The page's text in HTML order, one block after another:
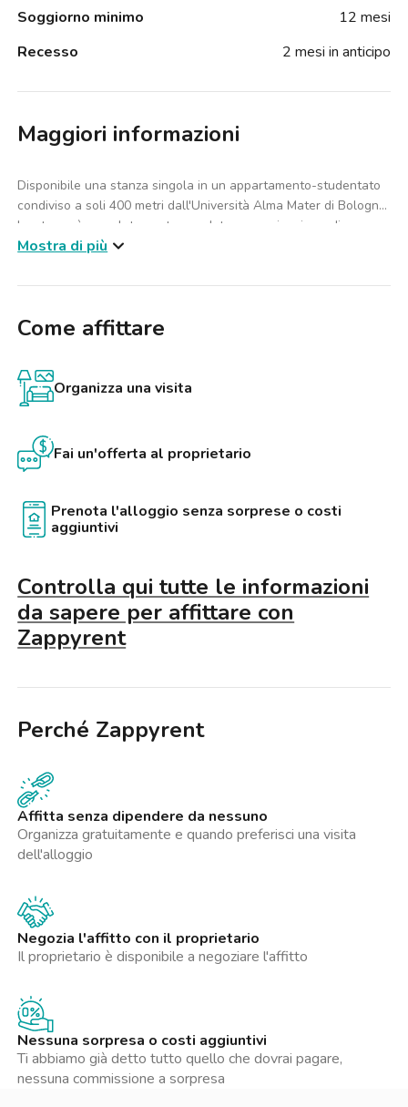
Soggiorno minimo
12 mesi
Recesso
2 mesi in anticipo
Maggiori informazioni
Disponibile una stanza singola in un appartamento-studentato
condiviso a soli 400 metri dall'Università Alma Mater di Bologna.
La stanza è completamente arredata con scrivania, sedia,
armadio, specchio e un letto singolo con doghe in legno e
L'ideale per studenti che cercano una sistemazione vicina
Mostra di più
Come affittare
Organizza una visita
Fai un'offerta al proprietario
Prenota l'alloggio senza sorprese o costi
aggiuntivi
Controlla qui tutte le informazioni
da sapere per affittare con
Zappyrent
Perché Zappyrent
Affitta senza dipendere da nessuno
Organizza gratuitamente e quando preferisci una visita
dell'alloggio
Negozia l'affitto con il proprietario
Il proprietario è disponibile a negoziare l'affitto
Nessuna sorpresa o costi aggiuntivi
Ti abbiamo già detto tutto quello che dovrai pagare,
nessuna commissione a sorpresa